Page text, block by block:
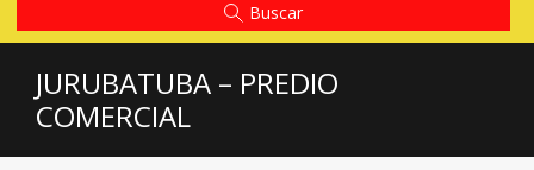
Buscar
JURUBATUBA – PREDIO
COMERCIAL